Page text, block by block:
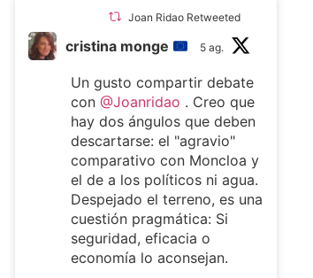
Joan Ridao Retweeted
cristina monge 5 ag.
Un gusto compartir debate
con @Joanridao . Creo que
hay dos ángulos que deben
descartarse: el "agravio"
comparativo con Moncloa y
el de a los políticos ni agua.
Despejado el terreno, es una
cuestión pragmática: Si
seguridad, eficacia o
economía lo aconsejan.